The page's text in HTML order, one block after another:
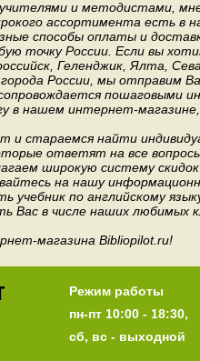
и методистами,
ассортимента есть в
способы оплаты и
точку России. Если вы
Геленджик, Ялта,
России, мы отправим
пошаговыми
в нашем интернет-
стараемся найти
ответят на все
широкую систему
на нашу
учебник по английскому
Вас в числе наших любимых
магазина Bibliopilot.ru!
Режим работы
пн-пт 10:00 - 18:30,
сб, вс - выходной